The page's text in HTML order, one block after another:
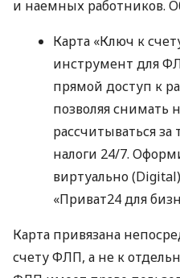
и наемных работников.
Карта «Ключ к
инструмент для
прямой доступ к
позволяя снимать
рассчитываться
налоги 24/7.
виртуально
«Приват24 для
Карта привязана
счету ФЛП, а не к